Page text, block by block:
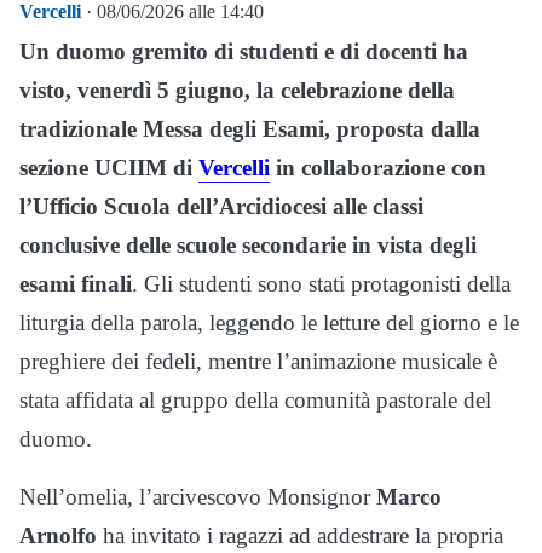
Vercelli · 08/06/2026 alle 14:40
Un duomo gremito di studenti e di docenti ha
visto, venerdì 5 giugno, la celebrazione della
tradizionale Messa degli Esami, proposta dalla
sezione UCIIM di Vercelli in collaborazione con
l’Ufficio Scuola dell’Arcidiocesi alle classi
conclusive delle scuole secondarie in vista degli
esami finali. Gli studenti sono stati protagonisti della
liturgia della parola, leggendo le letture del giorno e le
preghiere dei fedeli, mentre l’animazione musicale è
stata affidata al gruppo della comunità pastorale del
duomo.
Nell’omelia, l’arcivescovo MonsignorMarco
Arnolfo ha invitato i ragazzi ad addestrare la propria